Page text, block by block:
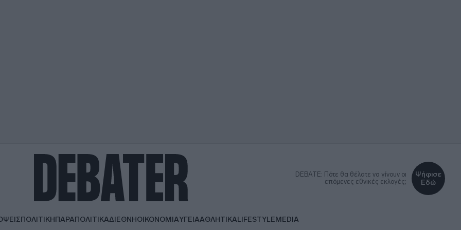
DEBATE: Πότε θα θέλατε να γίνουν οι
επόμενες εθνικές εκλογές;
Ψήφισε
Εδώ
ΠΟΛΙΤΙΚΗΠΑΡΑΠΟΛΙΤΙΚΑΔΙΕΘΝΗΟΙΚΟΝΟΜΙΑΥΓΕΙΑΑΘΛΗΤΙΚΑLIFESTYLEMEDIA